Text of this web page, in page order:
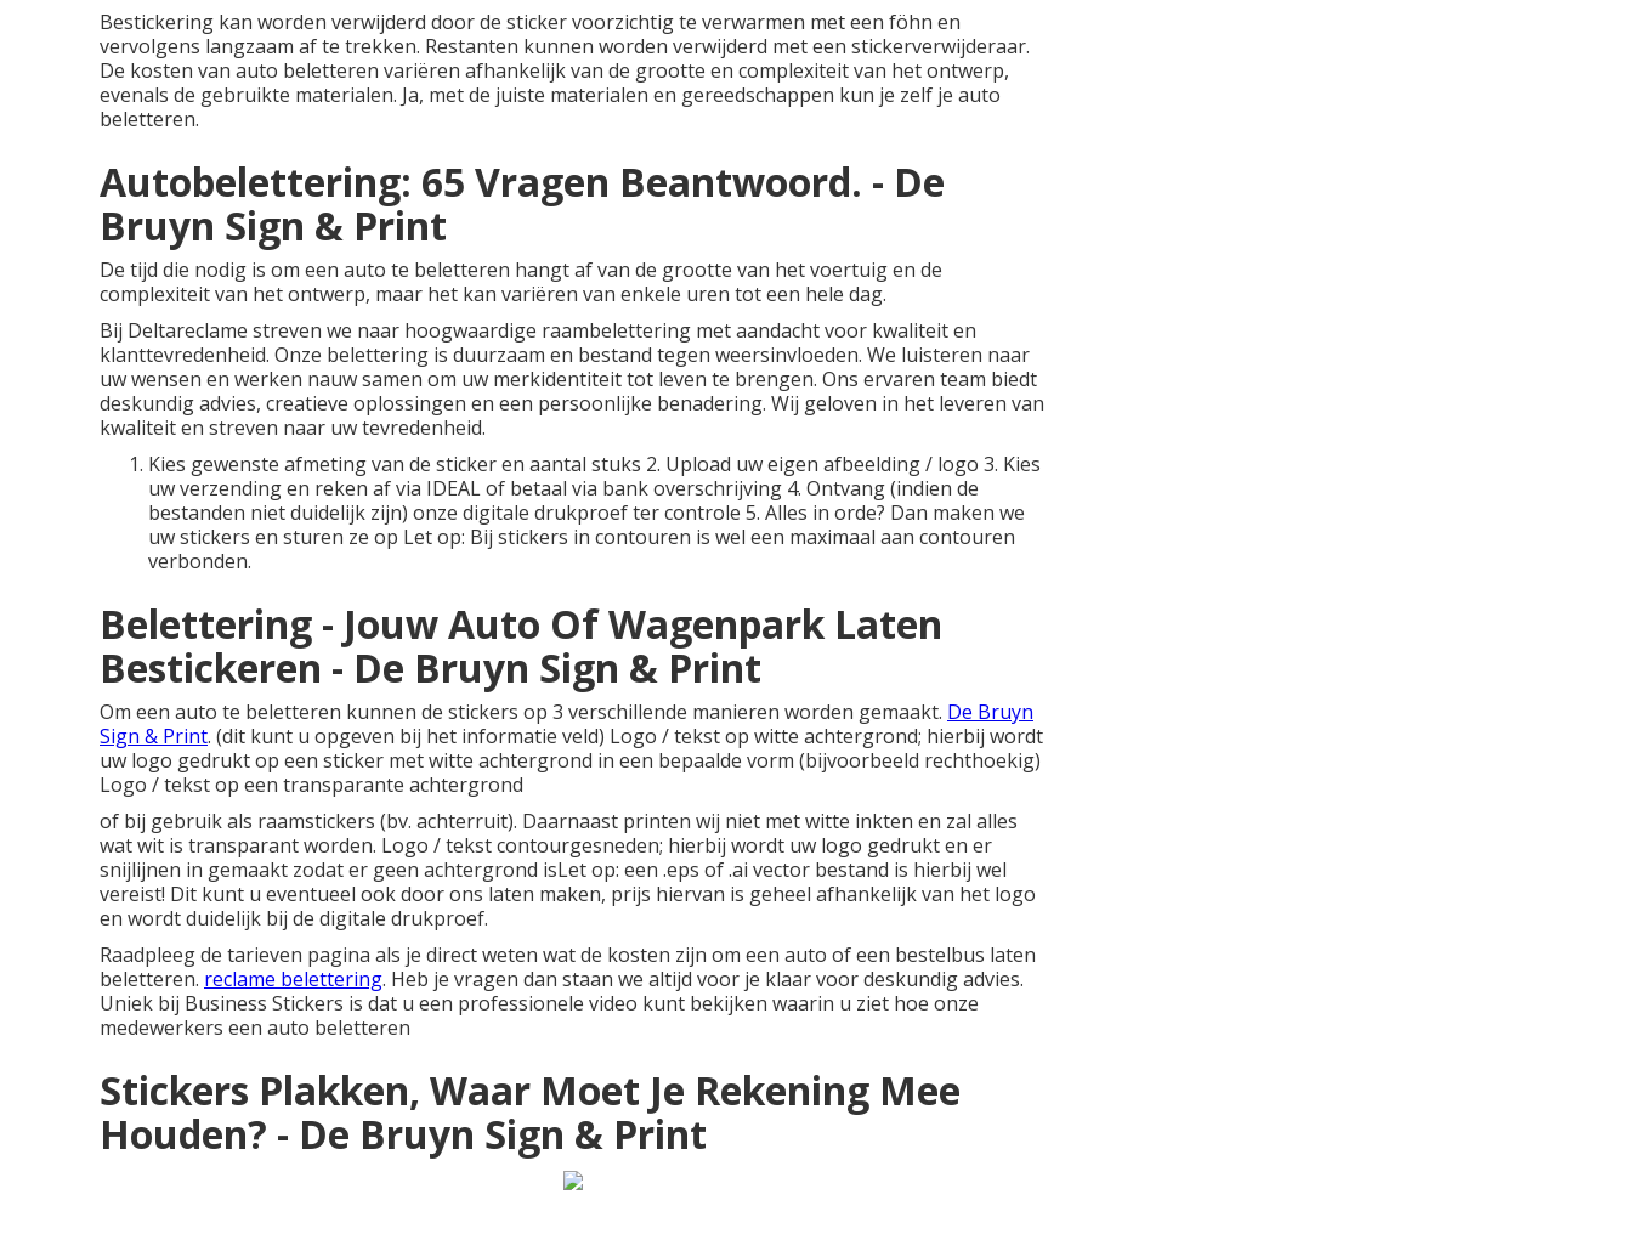
Bestickering kan worden verwijderd door de sticker voorzichtig te verwarmen met een föhn en
vervolgens langzaam af te trekken. Restanten kunnen worden verwijderd met een stickerverwijderaar.
De kosten van auto beletteren variëren afhankelijk van de grootte en complexiteit van het ontwerp,
evenals de gebruikte materialen. Ja, met de juiste materialen en gereedschappen kun je zelf je auto
beletteren.
Autobelettering: 65 Vragen Beantwoord. - De
Bruyn Sign & Print
De tijd die nodig is om een auto te beletteren hangt af van de grootte van het voertuig en de
complexiteit van het ontwerp, maar het kan variëren van enkele uren tot een hele dag.
Bij Deltareclame streven we naar hoogwaardige raambelettering met aandacht voor kwaliteit en
klanttevredenheid. Onze belettering is duurzaam en bestand tegen weersinvloeden. We luisteren naar
uw wensen en werken nauw samen om uw merkidentiteit tot leven te brengen. Ons ervaren team biedt
deskundig advies, creatieve oplossingen en een persoonlijke benadering. Wij geloven in het leveren van
kwaliteit en streven naar uw tevredenheid.
Kies gewenste afmeting van de sticker en aantal stuks 2. Upload uw eigen afbeelding / logo 3. Kies
uw verzending en reken af via IDEAL of betaal via bank overschrijving 4. Ontvang (indien de
bestanden niet duidelijk zijn) onze digitale drukproef ter controle 5. Alles in orde? Dan maken we
uw stickers en sturen ze op Let op: Bij stickers in contouren is wel een maximaal aan contouren
verbonden.
Belettering - Jouw Auto Of Wagenpark Laten
Bestickeren - De Bruyn Sign & Print
Om een auto te beletteren kunnen de stickers op 3 verschillende manieren worden gemaakt. De Bruyn
Sign & Print. (dit kunt u opgeven bij het informatie veld) Logo / tekst op witte achtergrond; hierbij wordt
uw logo gedrukt op een sticker met witte achtergrond in een bepaalde vorm (bijvoorbeeld rechthoekig)
Logo / tekst op een transparante achtergrond
of bij gebruik als raamstickers (bv. achterruit). Daarnaast printen wij niet met witte inkten en zal alles
wat wit is transparant worden. Logo / tekst contourgesneden; hierbij wordt uw logo gedrukt en er
snijlijnen in gemaakt zodat er geen achtergrond isLet op: een .eps of .ai vector bestand is hierbij wel
vereist! Dit kunt u eventueel ook door ons laten maken, prijs hiervan is geheel afhankelijk van het logo
en wordt duidelijk bij de digitale drukproef.
Raadpleeg de tarieven pagina als je direct weten wat de kosten zijn om een auto of een bestelbus laten
beletteren. reclame belettering. Heb je vragen dan staan we altijd voor je klaar voor deskundig advies.
Uniek bij Business Stickers is dat u een professionele video kunt bekijken waarin u ziet hoe onze
medewerkers een auto beletteren
Stickers Plakken, Waar Moet Je Rekening Mee
Houden? - De Bruyn Sign & Print